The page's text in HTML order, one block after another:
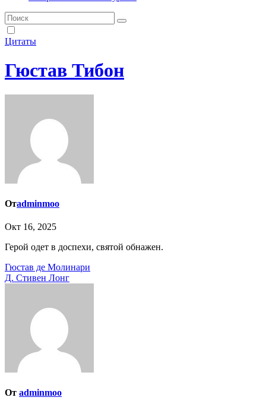
Цитаты
Гюстав Тибон
Отadminmoo
Окт 16, 2025
Герой одет в доспехи, святой обнажен.
Навигация
по
Гюстав де Молинари
Д. Стивен Лонг
От adminmoo